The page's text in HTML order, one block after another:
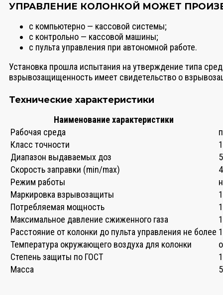
УПРАВЛЕНИЕ КОЛОНКОЙ МОЖЕТ
с компьютерно — кассовой системы;
с контрольно — кассовой машины;
с пульта управления при автономной работе.
Установка прошла испытания на утверждение типа
взрывозащищенность имеет свидетельство о
Технические характеристики
Наименование характеристики
Рабочая среда
Класс точности
Диапазон выдаваемых доз
Скорость заправки (min/max)
Режим работы
Маркировка взрывозащиты
Потребляемая мощность
Максимальное давление сжиженного газа
Расстояние от колонки до пульта управления не более
Температура окружающего воздуха для колонки
Степень защиты по ГОСТ
Масса